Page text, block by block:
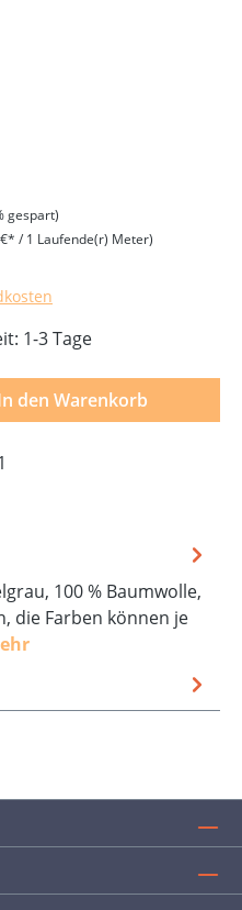
gespart)
/ 1 Laufende(r) Meter)
1-3 Tage
den gewünschten
den Warenkorb
100 % Baumwolle,
die Farben können je